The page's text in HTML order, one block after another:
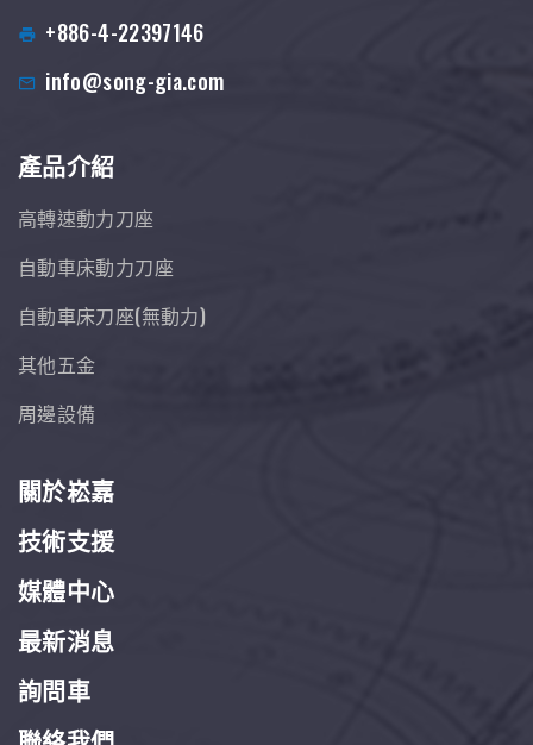
+886-4-22397146
info@song-gia.com
產品介紹
高轉速動力刀座
自動車床動力刀座
自動車床刀座(無動力)
其他五金
周邊設備
關於崧嘉
技術支援
媒體中心
最新消息
詢問車